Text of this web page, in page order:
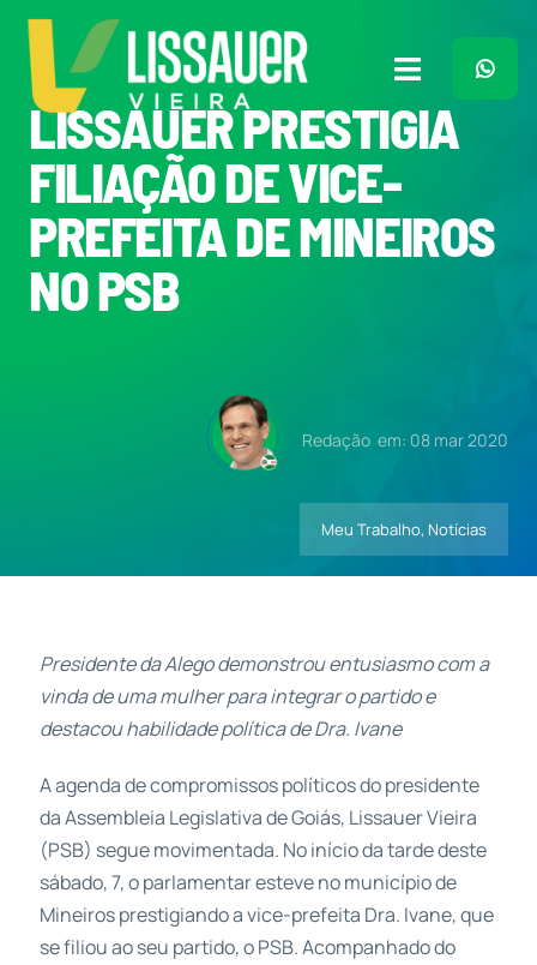
para
conteúdo
Toggle
Navigation
Home
Plano de Governo
Meu Trabalho
LISSAUER PRESTIGIA
FILIAÇÃO DE VICE-
PREFEITA DE MINEIROS
NO PSB
Redação em: 08 mar 2020
Meu Trabalho, Notícias
Presidente da Alego demonstrou entusiasmo com a
vinda de uma mulher para integrar o partido e
destacou habilidade política de Dra. Ivane
A agenda de compromissos políticos do presidente
da Assembleia Legislativa de Goiás, Lissauer Vieira
(PSB) segue movimentada. No início da tarde deste
sábado, 7, o parlamentar esteve no município de
Mineiros prestigiando a vice-prefeita Dra. Ivane, que
se filiou ao seu partido, o PSB. Acompanhado do